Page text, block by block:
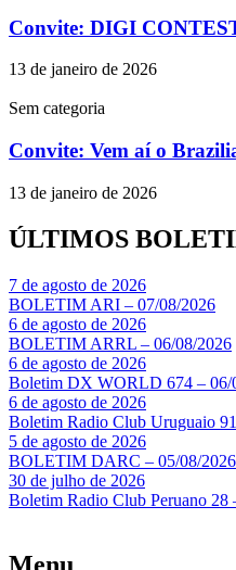
Convite: DIGI
13 de janeiro de 2026
Sem categoria
Convite: Vem aí o
13 de janeiro de 2026
ÚLTIMOS
7 de agosto de 2026
BOLETIM ARI – 07/08/2026
6 de agosto de 2026
BOLETIM ARRL – 06/08/2026
6 de agosto de 2026
Boletim DX WORLD 674 – 06/
6 de agosto de 2026
Boletim Radio Club Uruguaio
5 de agosto de 2026
BOLETIM DARC – 05/08/2026
30 de julho de 2026
Boletim Radio Club Peruano 28